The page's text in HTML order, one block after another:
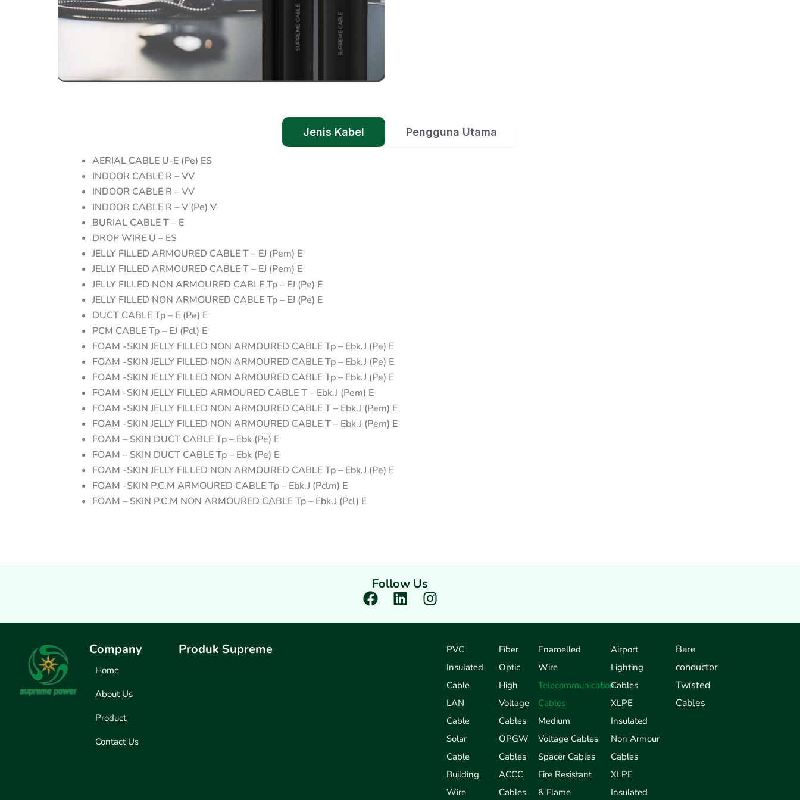
Jenis Kabel Pengguna Utama
AERIAL CABLE U-E (Pe) ES
INDOOR CABLE R – VV
INDOOR CABLE R – VV
INDOOR CABLE R – V (Pe) V
BURIAL CABLE T – E
DROP WIRE U – ES
JELLY FILLED ARMOURED CABLE T – EJ (Pem) E
JELLY FILLED ARMOURED CABLE T – EJ (Pem) E
JELLY FILLED NON ARMOURED CABLE Tp – EJ (Pe) E
JELLY FILLED NON ARMOURED CABLE Tp – EJ (Pe) E
DUCT CABLE Tp – E (Pe) E
PCM CABLE Tp – EJ (Pcl) E
FOAM -SKIN JELLY FILLED NON ARMOURED CABLE Tp – Ebk.J (Pe) E
FOAM -SKIN JELLY FILLED NON ARMOURED CABLE Tp – Ebk.J (Pe) E
FOAM -SKIN JELLY FILLED NON ARMOURED CABLE Tp – Ebk.J (Pe) E
FOAM -SKIN JELLY FILLED ARMOURED CABLE T – Ebk.J (Pem) E
FOAM -SKIN JELLY FILLED NON ARMOURED CABLE T – Ebk.J (Pem) E
FOAM -SKIN JELLY FILLED NON ARMOURED CABLE T – Ebk.J (Pem) E
FOAM – SKIN DUCT CABLE Tp – Ebk (Pe) E
FOAM – SKIN DUCT CABLE Tp – Ebk (Pe) E
FOAM -SKIN JELLY FILLED NON ARMOURED CABLE Tp – Ebk.J (Pe) E
FOAM -SKIN P.C.M ARMOURED CABLE Tp – Ebk.J (Pclm) E
FOAM – SKIN P.C.M NON ARMOURED CABLE Tp – Ebk.J (Pcl) E
Follow Us
F
c
L
n
I
s
Company
Home
About Us
Product
Contact Us
Produk Supreme
PVC
Insulated
Cable
LAN
Cable
Solar
Cable
Building
Wire
Fiber
Optic
High
Voltage
Cables
OPGW
Cables
ACCC
Cables
Enamelled
Wire
Telecommunication
Cables
Medium
Voltage Cables
Spacer Cables
Fire Resistant
& Flame
Airport
Lighting
Cables
XLPE
Insulated
Non Armour
Cables
XLPE
Insulated
Bare
conductor
Twisted
Cables